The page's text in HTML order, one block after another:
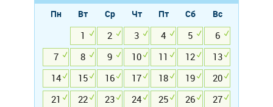
Пн Вт Ср Чт Пт Сб
Вс
1
2 3 4 5
6
7
8 9 10 11 12
13
14
15 16 17 18 19
20
21
22 23 24 25 26
27